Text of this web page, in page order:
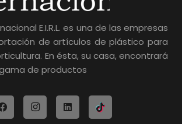
E.I.R.L. es una de las empresas
de artículos de plástico para
En ésta, su casa, encontrará
de productos